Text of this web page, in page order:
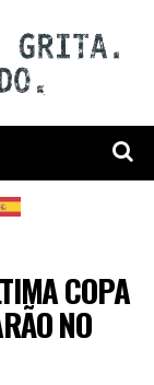
COPA
NO